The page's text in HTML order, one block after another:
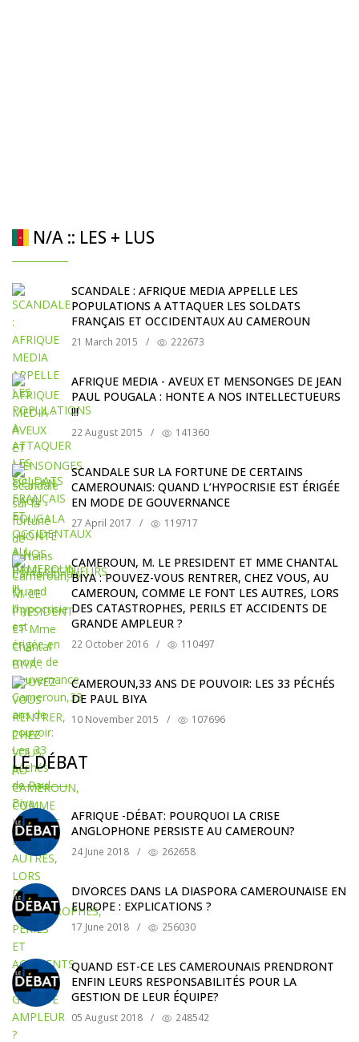
N/A :: LES + LUS
SCANDALE : AFRIQUE MEDIA APPELLE LES
POPULATIONS A ATTAQUER LES SOLDATS
FRANÇAIS ET OCCIDENTAUX AU CAMEROUN
21 March 2015 / 222673
AFRIQUE MEDIA - AVEUX ET MENSONGES DE JEAN
PAUL POUGALA : HONTE A NOS INTELLECTUEURS
!!!
22 August 2015 / 141360
SCANDALE SUR LA FORTUNE DE CERTAINS
CAMEROUNAIS: QUAND L’HYPOCRISIE EST ÉRIGÉE
EN MODE DE GOUVERNANCE
27 April 2017 / 119717
CAMEROUN, M. LE PRESIDENT ET MME CHANTAL
BIYA : POUVEZ-VOUS RENTRER, CHEZ VOUS, AU
CAMEROUN, COMME LE FONT LES AUTRES, LORS
DES CATASTROPHES, PERILS ET ACCIDENTS DE
GRANDE AMPLEUR ?
22 October 2016 / 110497
CAMEROUN,33 ANS DE POUVOIR: LES 33 PÉCHÉS
DE PAUL BIYA
10 November 2015 / 107696
LE DÉBAT
AFRIQUE -DÉBAT: POURQUOI LA CRISE
ANGLOPHONE PERSISTE AU CAMEROUN?
24 June 2018 / 262658
DIVORCES DANS LA DIASPORA CAMEROUNAISE EN
EUROPE : EXPLICATIONS ?
17 June 2018 / 256030
QUAND EST-CE LES CAMEROUNAIS PRENDRONT
ENFIN LEURS RESPONSABILITÉS POUR LA
GESTION DE LEUR ÉQUIPE?
05 August 2018 / 248542